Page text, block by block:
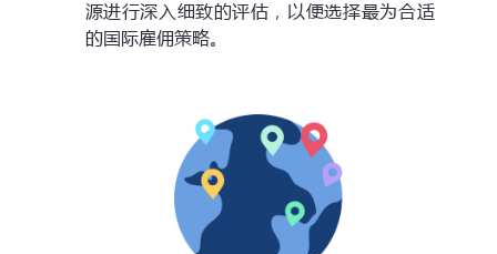
源进行深入细致的评估，以便选择最为合适
的国际雇佣策略。